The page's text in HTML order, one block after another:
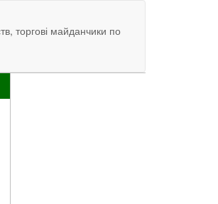
торгові майданчики по